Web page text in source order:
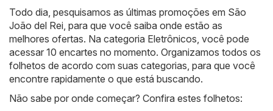
Todo dia, pesquisamos as últimas promoções em São
João del Rei, para que você saiba onde estão as
melhores ofertas. Na categoria Eletrônicos, você pode
acessar 10 encartes no momento. Organizamos todos os
folhetos de acordo com suas categorias, para que você
encontre rapidamente o que está buscando.
Não sabe por onde começar? Confira estes folhetos: